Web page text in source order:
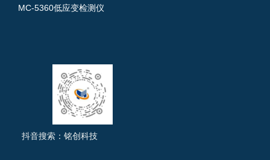
MC-5360低应变检测仪
抖音搜索：铭创科技